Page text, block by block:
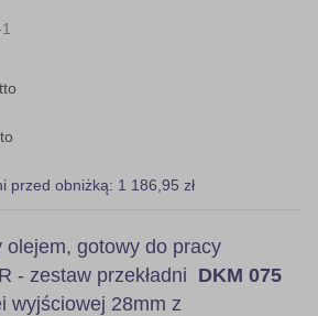
przed obniżką: 1 186,95 zł
olejem, gotowy do pracy
- zestaw przekładni DKM 075
wyjściowej 28mm z